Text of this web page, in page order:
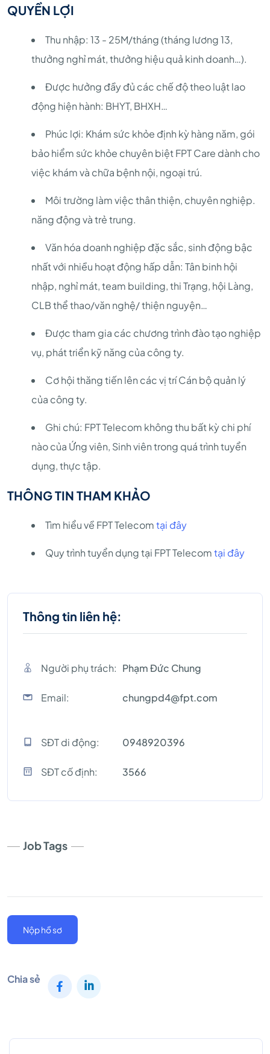
QUYỀN LỢI
Thu nhập: 13 - 25M/tháng (tháng lương 13,
thưởng nghỉ mát, thưởng hiệu quả kinh doanh…).
Được hưởng đầy đủ các chế độ theo luật lao
động hiện hành: BHYT, BHXH…
Phúc lợi: Khám sức khỏe định kỳ hàng năm, gói
bảo hiểm sức khỏe chuyên biệt FPT Care dành cho
việc khám và chữa bệnh nội, ngoại trú.
Môi trường làm việc thân thiện, chuyên nghiệp.
năng động và trẻ trung.
Văn hóa doanh nghiệp đặc sắc, sinh động bậc
nhất với nhiều hoạt động hấp dẫn: Tân binh hội
nhập, nghỉ mát, team building, thi Trạng, hội Làng,
CLB thể thao/văn nghệ/ thiện nguyện…
Được tham gia các chương trình đào tạo nghiệp
vụ, phát triển kỹ năng của công ty.
Cơ hội thăng tiến lên các vị trí Cán bộ quản lý
của công ty.
Ghi chú: FPT Telecom không thu bất kỳ chi phí
nào của Ứng viên, Sinh viên trong quá trình tuyển
dụng, thực tập.
THÔNG TIN THAM KHẢO
Tìm hiểu về FPT Telecomtại đây
Quy trình tuyển dụng tại FPT Telecomtại đây
Thông tin liên hệ:
Người phụ trách: Phạm Đức Chung
Email: chungpd4@fpt.com
SĐT di động: 0948920396
SĐT cố định: 3566
Job Tags
Nộp hồ sơ
Chia sẻ